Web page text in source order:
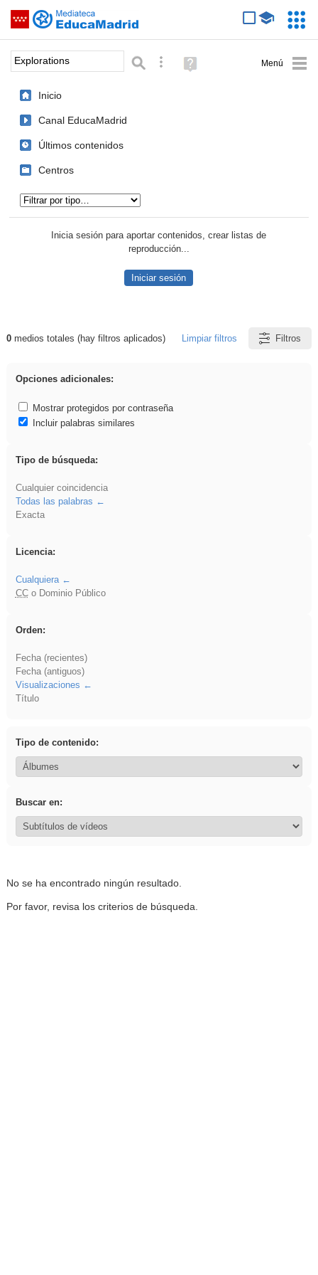
Saltar navegación
Palabra o frase: Búsqueda avanzada
Ayuda
(en
Inicio
Canal EducaMadrid
Últimos contenidos
Centros
Inicia sesión para aportar contenidos, crear listas de
reproducción...
Iniciar sesión
Resultados de: Explorations
0medios totales (hay filtros aplicados) Limpiar filtros Filtros
Opciones adicionales:
Mostrar protegidos por contraseña
Incluir palabras similares
Tipo de búsqueda:
Cualquier coincidencia
Todas las palabras
Exacta
Licencia:
Cualquiera
CCo Dominio Público
Orden:
Fecha (recientes)
Fecha (antiguos)
Visualizaciones
Título
Tipo de contenido:
Buscar en:
No se ha encontrado ningún resultado.
Por favor, revisa los criterios de búsqueda.